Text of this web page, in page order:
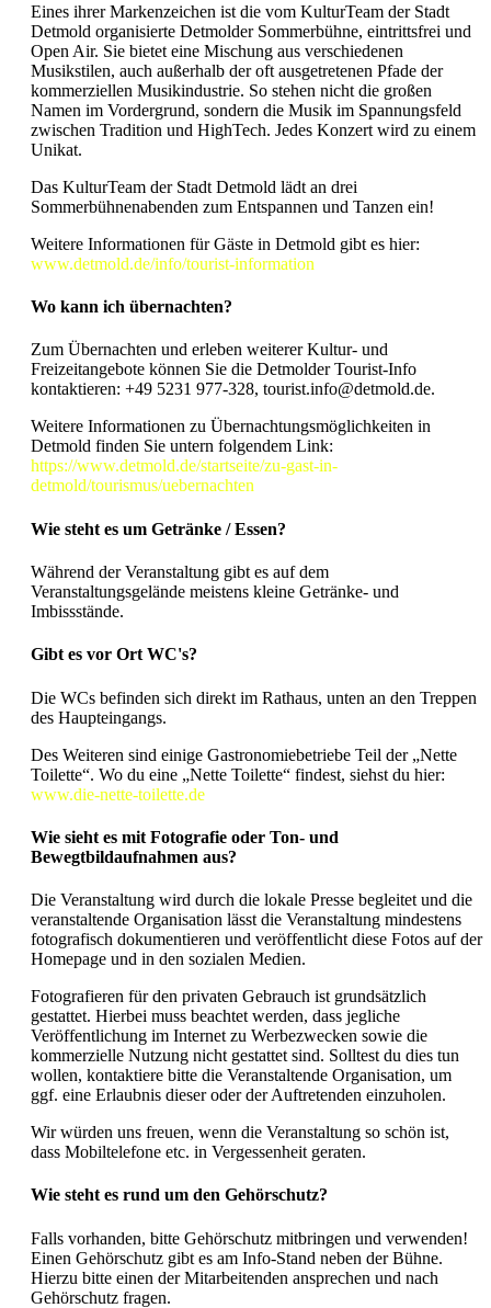
Eines ihrer Markenzeichen ist die vom KulturTeam der Stadt
Detmold organisierte Detmolder Sommerbühne, eintrittsfrei und
Open Air. Sie bietet eine Mischung aus verschiedenen
Musikstilen, auch außerhalb der oft ausgetretenen Pfade der
kommerziellen Musikindustrie. So stehen nicht die großen
Namen im Vordergrund, sondern die Musik im Spannungsfeld
zwischen Tradition und HighTech. Jedes Konzert wird zu einem
Unikat.
Das KulturTeam der Stadt Detmold lädt an drei
Sommerbühnenabenden zum Entspannen und Tanzen ein!
Weitere Informationen für Gäste in Detmold gibt es hier:
www.detmold.de/info/tourist-information
Wo kann ich übernachten?
Zum Übernachten und erleben weiterer Kultur- und
Freizeitangebote können Sie die Detmolder Tourist-Info
kontaktieren: +49 5231 977-328, tourist.info@detmold.de.
Weitere Informationen zu Übernachtungsmöglichkeiten in
Detmold finden Sie untern folgendem Link:
https://www.detmold.de/startseite/zu-gast-in-
detmold/tourismus/uebernachten
Wie steht es um Getränke / Essen?
Während der Veranstaltung gibt es auf dem
Veranstaltungsgelände meistens kleine Getränke- und
Imbissstände.
Gibt es vor Ort WC's?
Die WCs befinden sich direkt im Rathaus, unten an den Treppen
des Haupteingangs.
Des Weiteren sind einige Gastronomiebetriebe Teil der „Nette
Toilette“. Wo du eine „Nette Toilette“ findest, siehst du hier:
www.die-nette-toilette.de
Wie sieht es mit Fotografie oder Ton- und
Bewegtbildaufnahmen aus?
Die Veranstaltung wird durch die lokale Presse begleitet und die
veranstaltende Organisation lässt die Veranstaltung mindestens
fotografisch dokumentieren und veröffentlicht diese Fotos auf der
Homepage und in den sozialen Medien.
Fotografieren für den privaten Gebrauch ist grundsätzlich
gestattet. Hierbei muss beachtet werden, dass jegliche
Veröffentlichung im Internet zu Werbezwecken sowie die
kommerzielle Nutzung nicht gestattet sind. Solltest du dies tun
wollen, kontaktiere bitte die Veranstaltende Organisation, um
ggf. eine Erlaubnis dieser oder der Auftretenden einzuholen.
Wir würden uns freuen, wenn die Veranstaltung so schön ist,
dass Mobiltelefone etc. in Vergessenheit geraten.
Wie steht es rund um den Gehörschutz?
Falls vorhanden, bitte Gehörschutz mitbringen und verwenden!
Einen Gehörschutz gibt es am Info-Stand neben der Bühne.
Hierzu bitte einen der Mitarbeitenden ansprechen und nach
Gehörschutz fragen.